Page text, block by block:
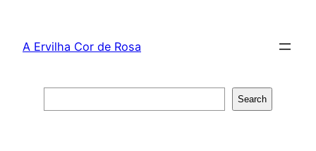
content
A Ervilha Cor de Rosa
Search